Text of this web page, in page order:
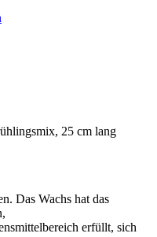
25 cm lang
Das Wachs hat das
erfüllt, sich